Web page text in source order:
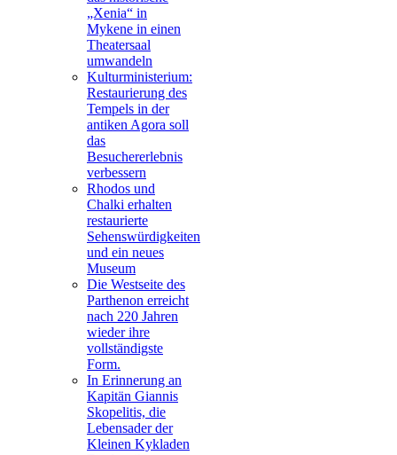
„Xenia“ in
Mykene in einen
Theatersaal
umwandeln
Kulturministerium:
Restaurierung des
Tempels in der
antiken Agora soll
das
Besuchererlebnis
verbessern
Rhodos und
Chalki erhalten
restaurierte
Sehenswürdigkeiten
und ein neues
Museum
Die Westseite des
Parthenon erreicht
nach 220 Jahren
wieder ihre
vollständigste
Form.
In Erinnerung an
Kapitän Giannis
Skopelitis, die
Lebensader der
Kleinen Kykladen